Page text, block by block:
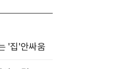
'집'안싸움